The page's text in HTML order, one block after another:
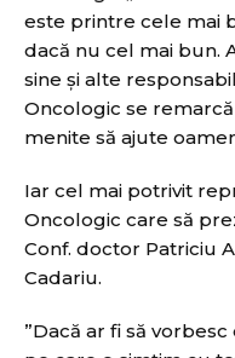
este printre cele mai
dacă nu cel mai bun.
sine și alte
Oncologic se
menite să ajute
Iar cel mai potrivit
Oncologic care să
Conf. doctor Patriciu
Cadariu.
”Dacă ar fi să